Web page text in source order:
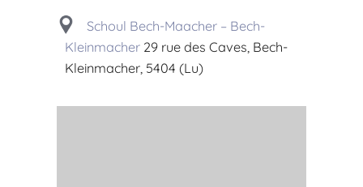
Schoul Bech-Maacher – Bech-
Kleinmacher 29 rue des Caves, Bech-
Kleinmacher, 5404 (Lu)